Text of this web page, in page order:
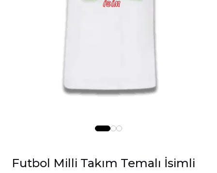
Futbol Milli Takım Temalı İsimli